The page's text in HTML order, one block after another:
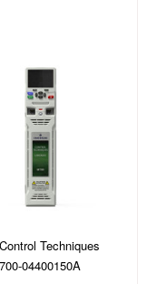
Techniques
04400150A